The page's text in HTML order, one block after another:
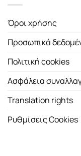
Όροι χρήσης
Προσωπικά
Πολιτική cookies
Ασφάλεια
Translation rights
Ρυθμίσεις Cookies